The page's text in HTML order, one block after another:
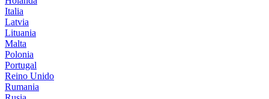
Italia
Latvia
Lituania
Malta
Polonia
Portugal
Reino Unido
Rumania